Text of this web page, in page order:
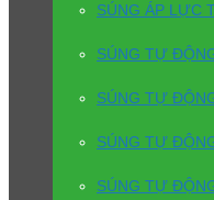
SÚNG ÁP LỰC
SÚNG TỰ
SÚNG TỰ
SÚNG TỰ
SÚNG TỰ